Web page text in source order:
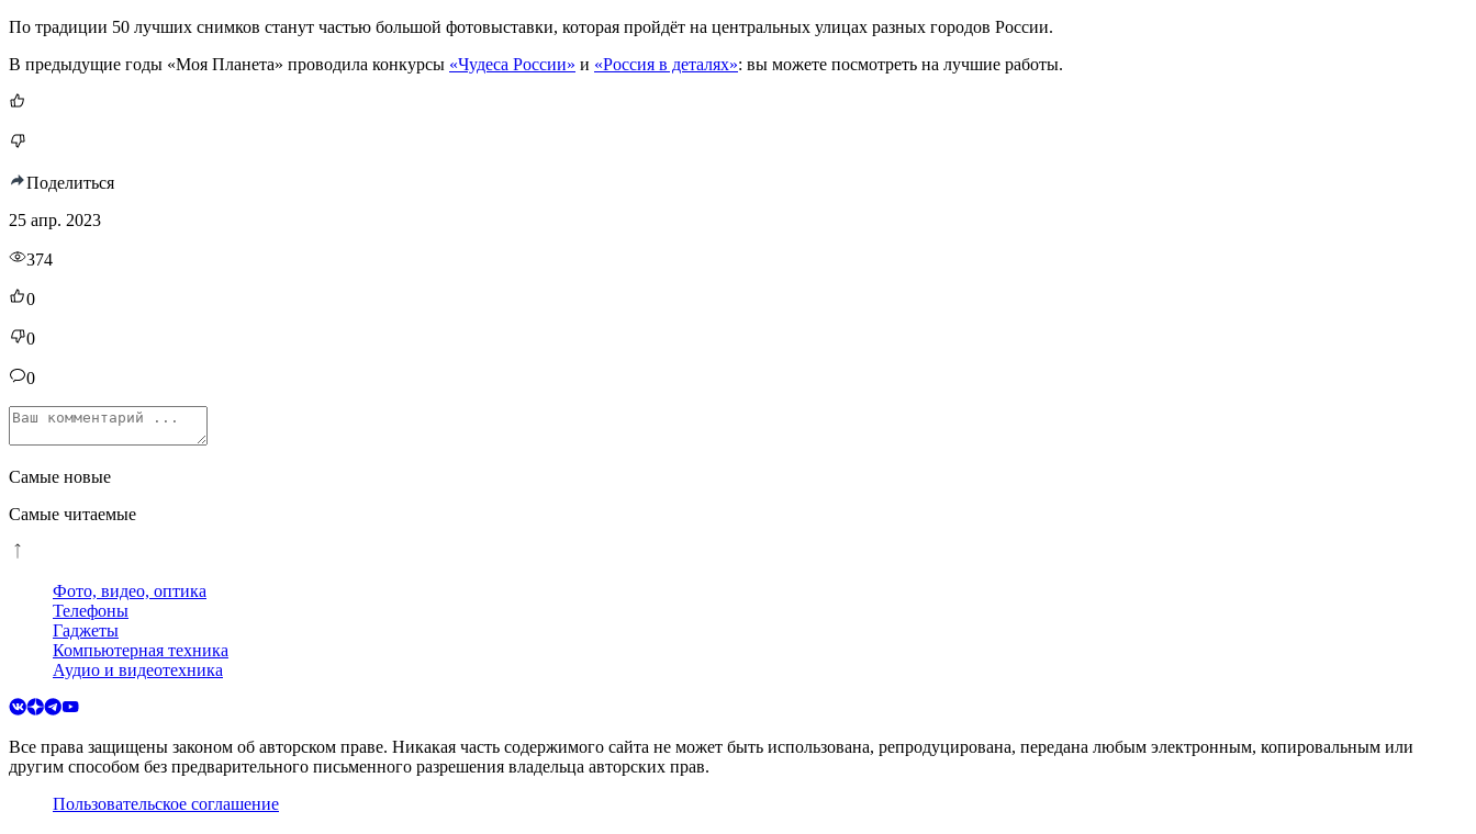
По традиции 50 лучших снимков станут частью большой фотовыставки, которая пройдёт на центральных улицах разных городов России.
В предыдущие годы «Моя Планета» проводила конкурсы «Чудеса России» и «Россия в деталях»: вы можете посмотреть на лучшие работы.
Поделиться
25 апр. 2023
374
0
0
0
Самые новые
Самые читаемые
Фото, видео, оптика
Телефоны
Гаджеты
Компьютерная техника
Аудио и видеотехника
Все права защищены законом об авторском праве. Никакая часть содержимого сайта не может быть использована, репродуцирована, передана любым электронным, копировальным или
другим способом без предварительного письменного разрешения владельца авторских прав.
Пользовательское соглашение